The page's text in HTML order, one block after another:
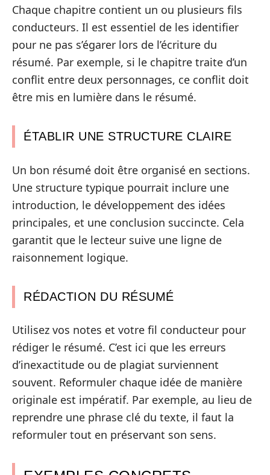
Chaque chapitre contient un ou plusieurs fils
conducteurs. Il est essentiel de les identifier
pour ne pas s’égarer lors de l’écriture du
résumé. Par exemple, si le chapitre traite d’un
conflit entre deux personnages, ce conflit doit
être mis en lumière dans le résumé.
ÉTABLIR UNE STRUCTURE CLAIRE
Un bon résumé doit être organisé en sections.
Une structure typique pourrait inclure une
introduction, le développement des idées
principales, et une conclusion succincte. Cela
garantit que le lecteur suive une ligne de
raisonnement logique.
RÉDACTION DU RÉSUMÉ
Utilisez vos notes et votre fil conducteur pour
rédiger le résumé. C’est ici que les erreurs
d’inexactitude ou de plagiat surviennent
souvent. Reformuler chaque idée de manière
originale est impératif. Par exemple, au lieu de
reprendre une phrase clé du texte, il faut la
reformuler tout en préservant son sens.